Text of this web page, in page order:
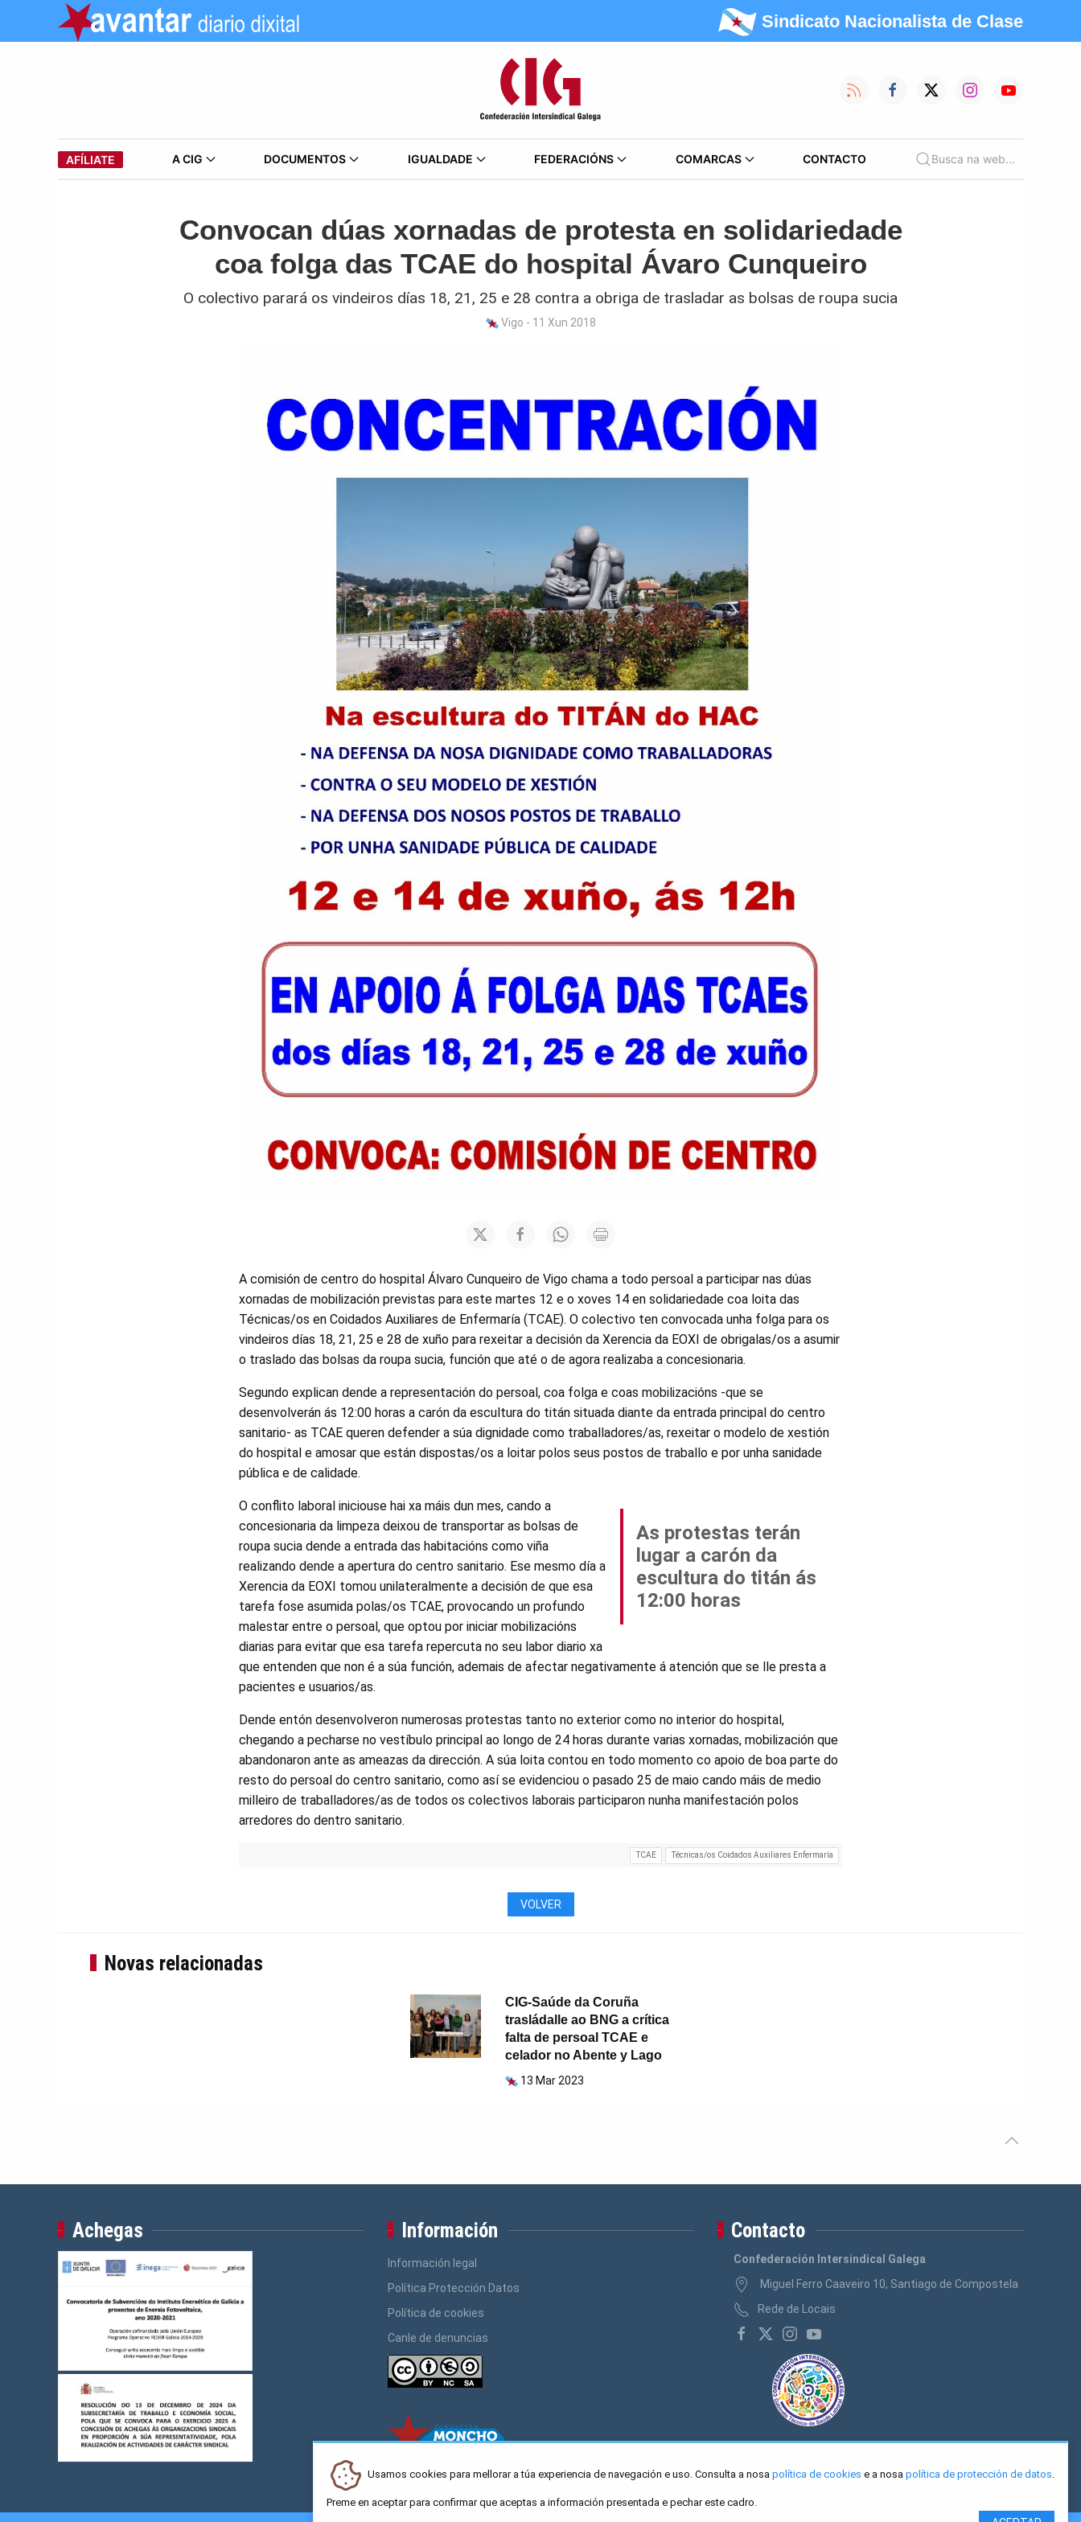
Sindicato Nacionalista de Clase
AFÍLIATE A CIG DOCUMENTOS IGUALDADE FEDERACIÓNS COMARCAS CONTACTO Busca na web...
Convocan dúas xornadas de protesta en solidariedade
coa folga das TCAE do hospital Ávaro Cunqueiro
O colectivo parará os vindeiros días 18, 21, 25 e 28 contra a obriga de trasladar as bolsas de roupa sucia
Vigo - 11 Xun 2018
A comisión de centro do hospital Álvaro Cunqueiro de Vigo chama a todo persoal a participar nas dúas
xornadas de mobilización previstas para este martes 12 e o xoves 14 en solidariedade coa loita das
Técnicas/os en Coidados Auxiliares de Enfermaría (TCAE). O colectivo ten convocada unha folga para os
vindeiros días 18, 21, 25 e 28 de xuño para rexeitar a decisión da Xerencia da EOXI de obrigalas/os a asumir
o traslado das bolsas da roupa sucia, función que até o de agora realizaba a concesionaria.
Segundo explican dende a representación do persoal, coa folga e coas mobilizacións -que se
desenvolverán ás 12:00 horas a carón da escultura do titán situada diante da entrada principal do centro
sanitario- as TCAE queren defender a súa dignidade como traballadores/as, rexeitar o modelo de xestión
do hospital e amosar que están dispostas/os a loitar polos seus postos de traballo e por unha sanidade
pública e de calidade.
As protestas terán
lugar a carón da
escultura do titán ás
12:00 horas
O conflito laboral iniciouse hai xa máis dun mes, cando a
concesionaria da limpeza deixou de transportar as bolsas de
roupa sucia dende a entrada das habitacións como viña
realizando dende a apertura do centro sanitario. Ese mesmo día a
Xerencia da EOXI tomou unilateralmente a decisión de que esa
tarefa fose asumida polas/os TCAE, provocando un profundo
malestar entre o persoal, que optou por iniciar mobilizacións
diarias para evitar que esa tarefa repercuta no seu labor diario xa
que entenden que non é a súa función, ademais de afectar negativamente á atención que se lle presta a
pacientes e usuarios/as.
Dende entón desenvolveron numerosas protestas tanto no exterior como no interior do hospital,
chegando a pecharse no vestíbulo principal ao longo de 24 horas durante varias xornadas, mobilización que
abandonaron ante as ameazas da dirección. A súa loita contou en todo momento co apoio de boa parte do
resto do persoal do centro sanitario, como así se evidenciou o pasado 25 de maio cando máis de medio
milleiro de traballadores/as de todos os colectivos laborais participaron nunha manifestación polos
arredores do dentro sanitario.
TCAE Técnicas/os Coidados Auxiliares Enfermaría
VOLVER
Novas relacionadas
CIG-Saúde da Coruña
trasládalle ao BNG a crítica
falta de persoal TCAE e
celador no Abente y Lago
13 Mar 2023
Achegas Información
Información legal
Política Protección Datos
Política de cookies
Canle de denuncias
Contacto
Confederación Intersindical Galega
Miguel Ferro Caaveiro 10, Santiago de Compostela
Rede de Locais
Usamos cookies para mellorar a túa experiencia de navegación e uso. Consulta a nosa política de cookies e a nosa política de protección de datos.
Preme en aceptar para confirmar que aceptas a información presentada e pechar este cadro.